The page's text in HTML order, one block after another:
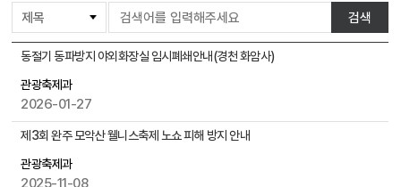
물
색
검색
사
게
물
동절기 동파방지 야외화장실 임시폐쇄안내(경천 화암사)
관광축제과
2026-01-27
제3회 완주 모악산 웰니스축제 노쇼 피해 방지 안내
관광축제과
2025-11-08